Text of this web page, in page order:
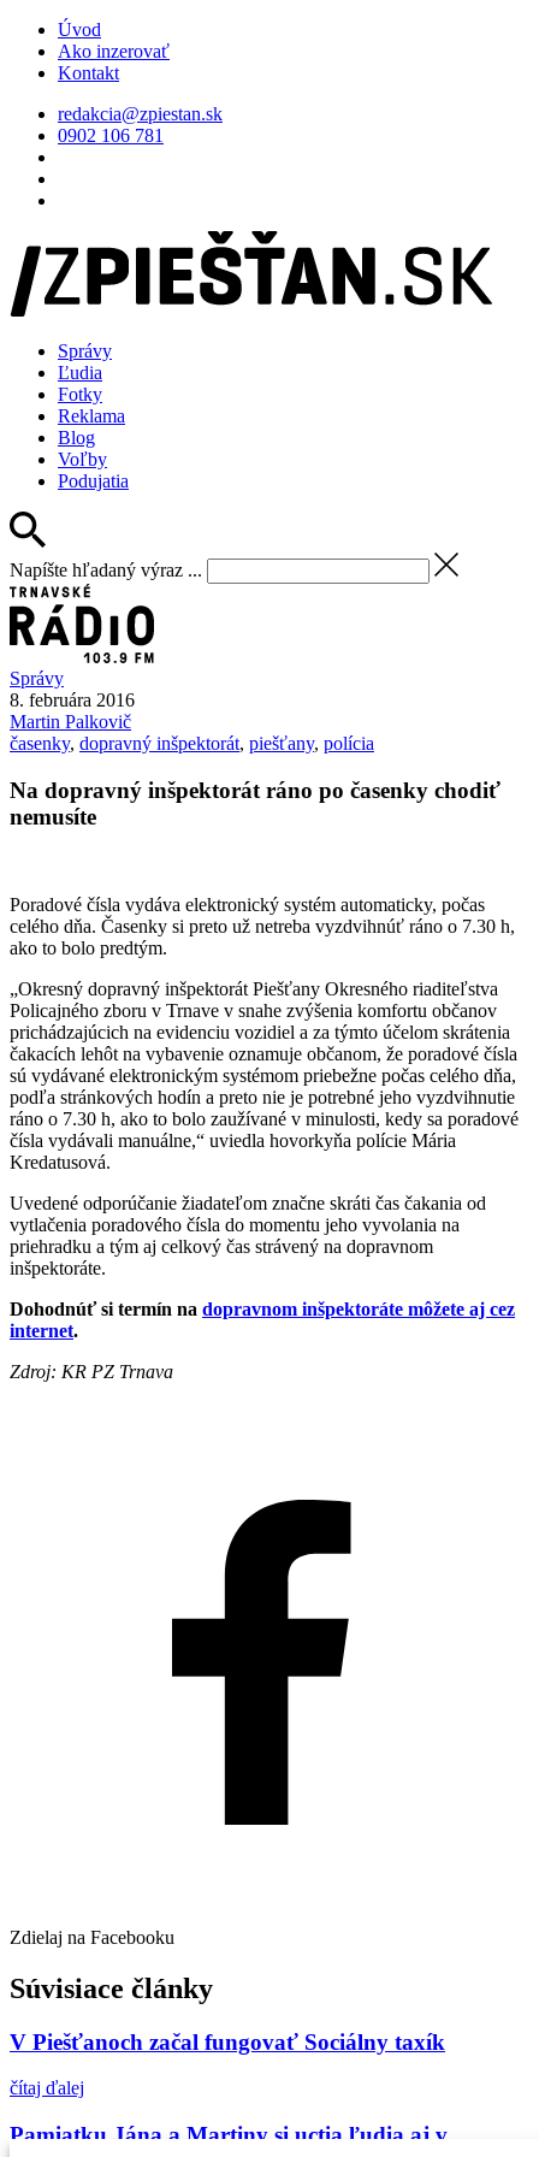
Úvod
Ako inzerovať
Kontakt
redakcia@zpiestan.sk
0902 106 781
Správy
Ľudia
Fotky
Reklama
Blog
Voľby
Podujatia
Napíšte hľadaný výraz ...
Správy
8. februára 2016
Martin Palkovič
časenky, dopravný inšpektorát, piešťany, polícia
Na dopravný inšpektorát ráno po časenky chodiť
nemusíte
Poradové čísla vydáva elektronický systém automaticky, počas
celého dňa. Časenky si preto už netreba vyzdvihnúť ráno o 7.30 h,
ako to bolo predtým.
„Okresný dopravný inšpektorát Piešťany Okresného riaditeľstva
Policajného zboru v Trnave v snahe zvýšenia komfortu občanov
prichádzajúcich na evidenciu vozidiel a za týmto účelom skrátenia
čakacích lehôt na vybavenie oznamuje občanom, že poradové čísla
sú vydávané elektronickým systémom priebežne počas celého dňa,
podľa stránkových hodín a preto nie je potrebné jeho vyzdvihnutie
ráno o 7.30 h, ako to bolo zaužívané v minulosti, kedy sa poradové
čísla vydávali manuálne,“ uviedla hovorkyňa polície Mária
Kredatusová.
Uvedené odporúčanie žiadateľom značne skráti čas čakania od
vytlačenia poradového čísla do momentu jeho vyvolania na
priehradku a tým aj celkový čas strávený na dopravnom
inšpektoráte.
Dohodnúť si termín na dopravnom inšpektoráte môžete aj cez
internet.
Zdroj: KR PZ Trnava
Zdielaj na Facebooku
Súvisiace články
V Piešťanoch začal fungovať Sociálny taxík
čítaj ďalej
Pamiatku Jána a Martiny si uctia ľudia aj v